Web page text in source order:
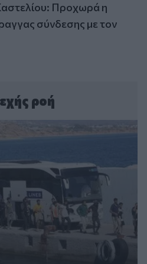
Προχωρά η
σύνδεσης με τον
ροή